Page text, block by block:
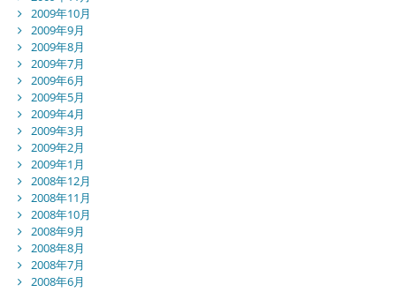
2009年10月
2009年9月
2009年8月
2009年7月
2009年6月
2009年5月
2009年4月
2009年3月
2009年2月
2009年1月
2008年12月
2008年11月
2008年10月
2008年9月
2008年8月
2008年7月
2008年6月